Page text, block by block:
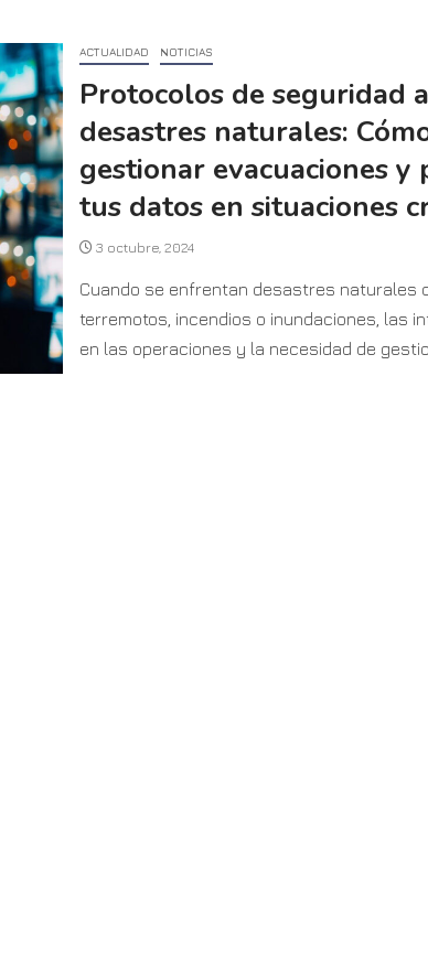
ACTUALIDAD NOTICIAS
Protocolos de seguridad
desastres naturales:
gestionar evacuaciones y
tus datos en situaciones
3 octubre, 2024
Cuando se enfrentan desastres naturales
terremotos, incendios o inundaciones, las
en las operaciones y la necesidad de